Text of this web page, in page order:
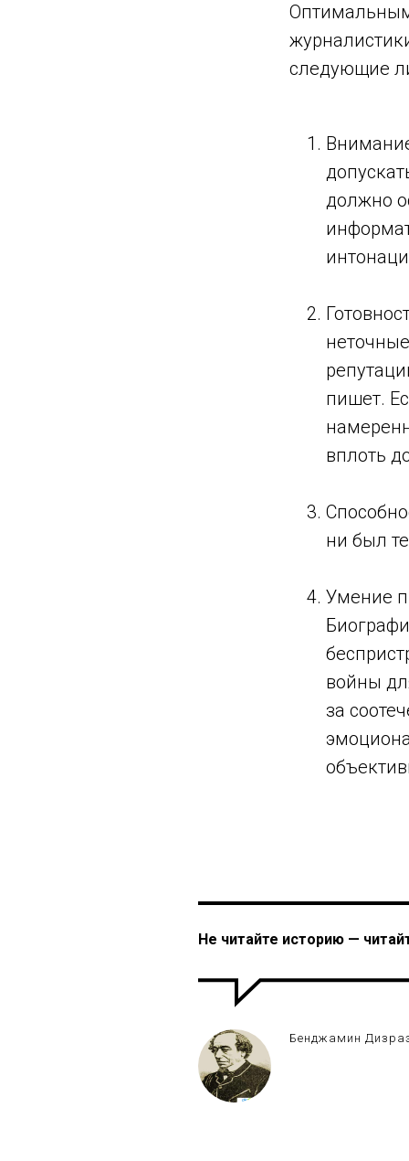
Оптимальным
следующие
должно
пишет.
вплоть
ни был
Умение
войны
за
Не читайте историю —
Бенджамин